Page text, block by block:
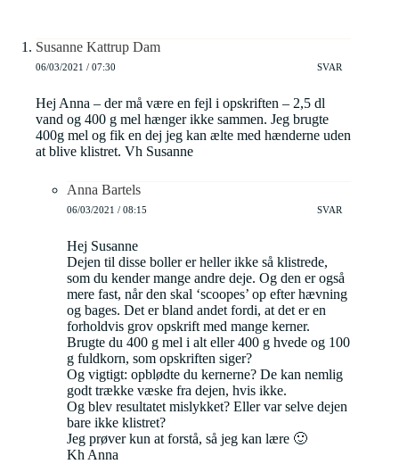
Susanne Kattrup Dam
06/03/2021 / 07:30 SVAR
Hej Anna – der må være en fejl i opskriften – 2,5 dl
vand og 400 g mel hænger ikke sammen. Jeg brugte
400g mel og fik en dej jeg kan ælte med hænderne uden
at blive klistret. Vh Susanne
Anna Bartels
06/03/2021 / 08:15 SVAR
Hej Susanne
Dejen til disse boller er heller ikke så klistrede,
som du kender mange andre deje. Og den er også
mere fast, når den skal ‘scoopes’ op efter hævning
og bages. Det er bland andet fordi, at det er en
forholdvis grov opskrift med mange kerner.
Brugte du 400 g mel i alt eller 400 g hvede og 100
g fuldkorn, som opskriften siger?
Og vigtigt: opblødte du kernerne? De kan nemlig
godt trække væske fra dejen, hvis ikke.
Og blev resultatet mislykket? Eller var selve dejen
bare ikke klistret?
Jeg prøver kun at forstå, så jeg kan lære 🙂
Kh Anna